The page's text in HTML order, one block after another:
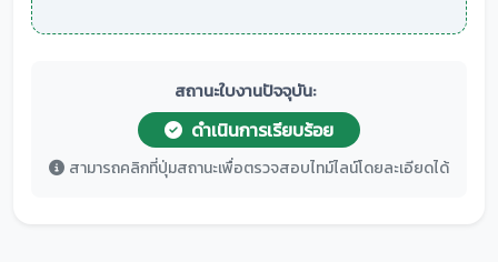
สถานะใบงานปัจจุบัน:
ดำเนินการเรียบร้อย
สามารถคลิกที่ปุ่มสถานะเพื่อตรวจสอบไทม์ไลน์โดยละเอียดได้